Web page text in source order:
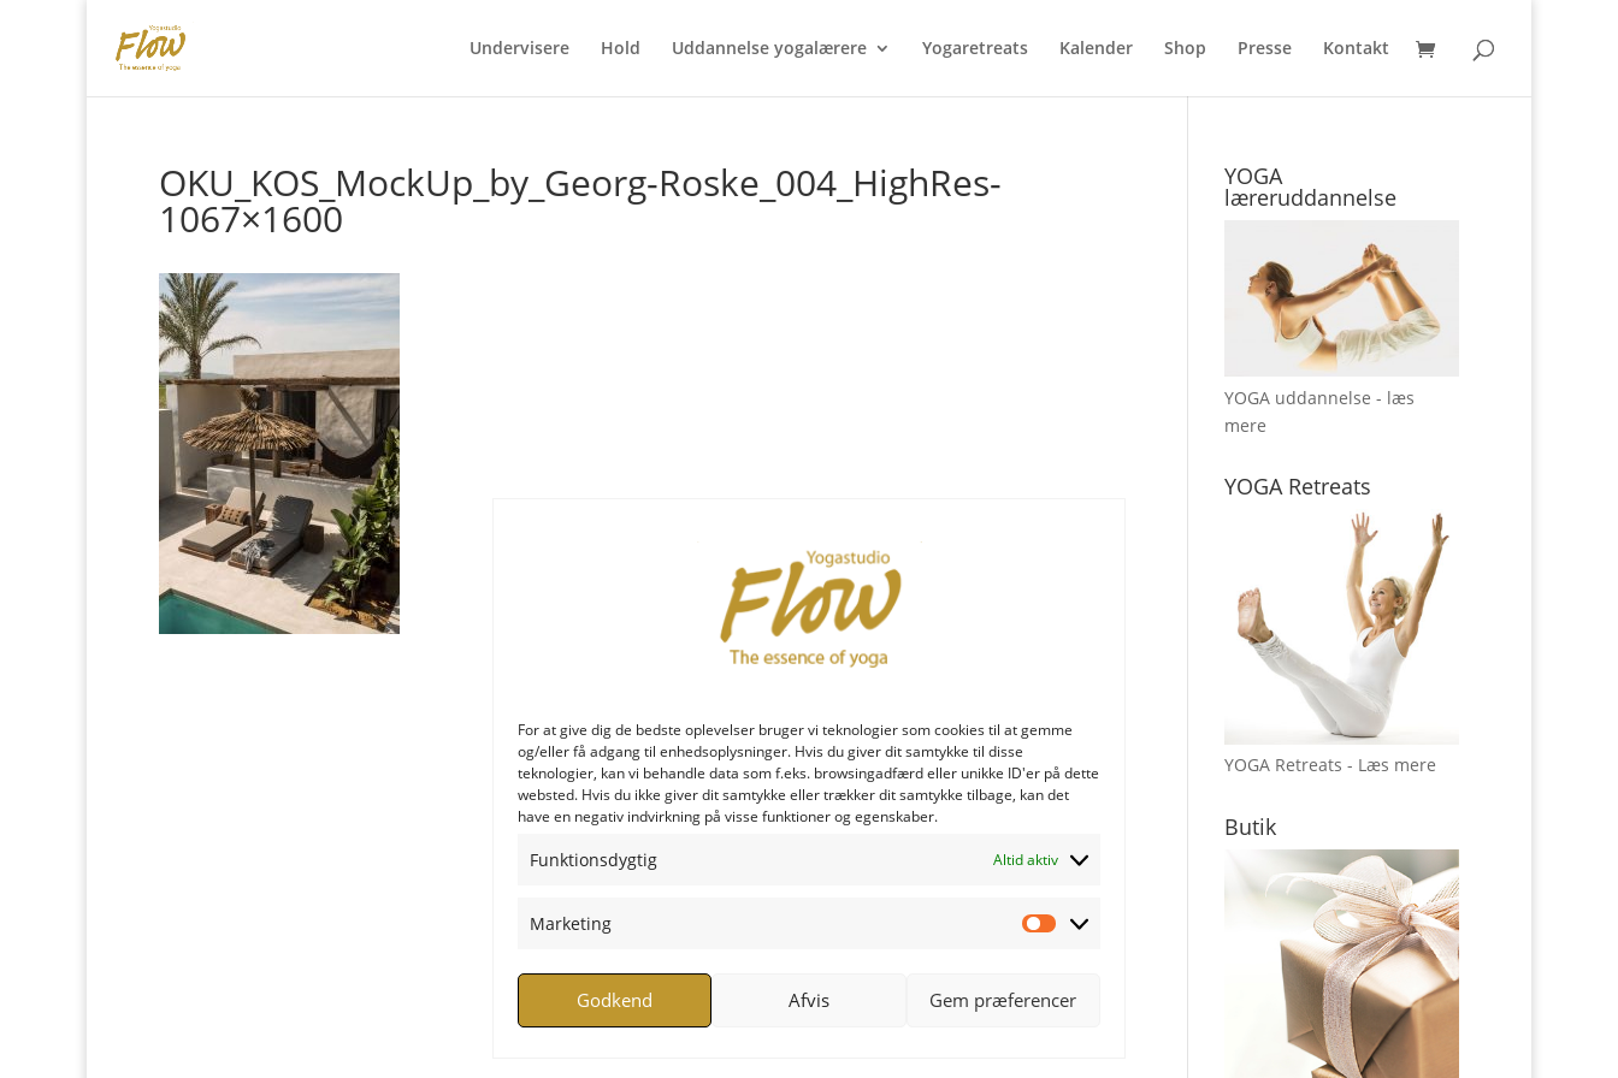
For at give dig de bedste oplevelser bruger vi teknologier som cookies til at gemme
og/eller få adgang til enhedsoplysninger. Hvis du giver dit samtykke til disse
teknologier, kan vi behandle data som f.eks. browsingadfærd eller unikke ID'er på dette
websted. Hvis du ikke giver dit samtykke eller trækker dit samtykke tilbage, kan det
have en negativ indvirkning på visse funktioner og egenskaber.
Funktionsdygtig Altid aktiv
Marketing
Marketing
Godkend Afvis Gem præferencer
Undervisere Hold Uddannelse yogalærere Yogaretreats Kalender Shop Presse Kontakt
OKU_KOS_MockUp_by_Georg-Roske_004_HighRes-
1067×1600
YOGA
læreruddannelse
YOGA uddannelse - læs
mere
YOGA Retreats
YOGA Retreats - Læs mere
Butik